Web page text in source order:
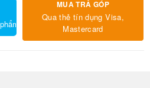
MUA TRẢ GÓP
Qua thẻ tín dụng Visa,
Mastercard